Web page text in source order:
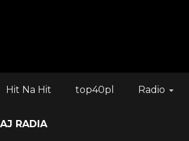
Hit Na Hit top40pl Radio
RADIA